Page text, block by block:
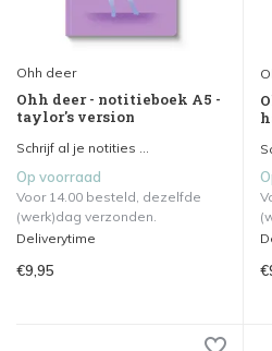
Ohh deer
Ohh deer - notitieboek A5 -
taylor's version
Schrijf al je notities ...
Op voorraad
Voor 14.00 besteld, dezelfde
(werk)dag verzonden.
Deliverytime
€9,95